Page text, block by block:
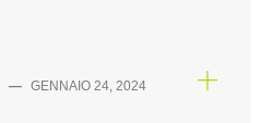
— GENNAIO 24, 2024